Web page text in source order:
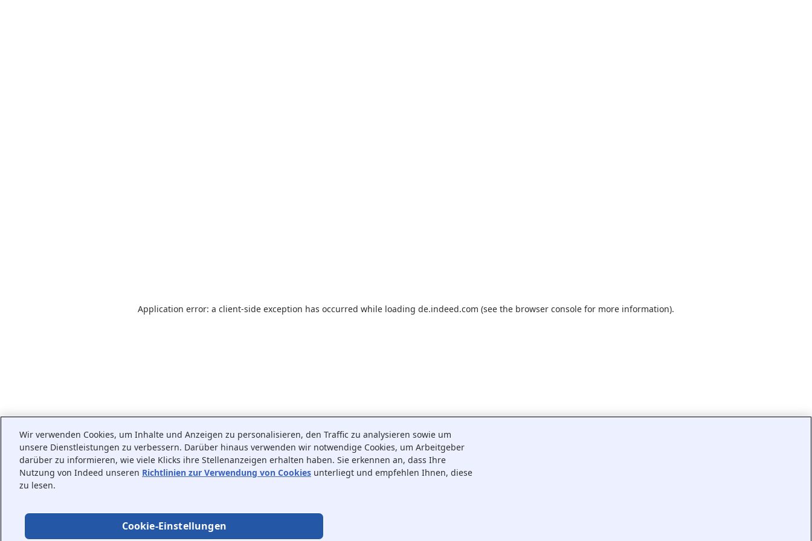
Application error: a client-side exception has occurred while loading de.indeed.com (see the browser console for more information).
Wir verwenden Cookies, um Inhalte und Anzeigen zu personalisieren, den Traffic zu analysieren sowie um
unsere Dienstleistungen zu verbessern. Darüber hinaus verwenden wir notwendige Cookies, um Arbeitgeber
darüber zu informieren, wie viele Klicks ihre Stellenanzeigen erhalten haben. Sie erkennen an, dass Ihre
Nutzung von Indeed unseren Richtlinien zur Verwendung von Cookies unterliegt und empfehlen Ihnen, diese
zu lesen.
Cookie-Einstellungen